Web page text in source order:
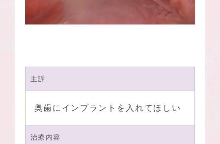
主訴
奥歯にインプラントを入れてほしい
治療内容